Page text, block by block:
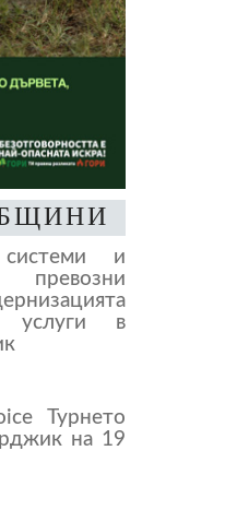
системи и
превозни
услуги в
Турнето
на 19